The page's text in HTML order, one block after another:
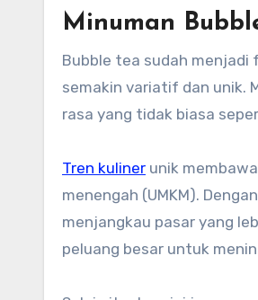
Minuman
Bubble tea sudah menjadi
semakin variatif dan unik.
rasa yang tidak biasa
Tren kuliner unik
menengah (UMKM).
menjangkau pasar yang
peluang besar untuk